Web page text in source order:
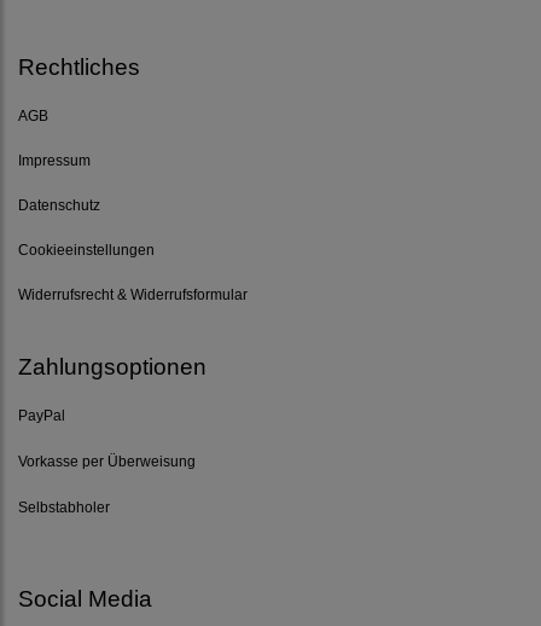
Rechtliches
AGB
Impressum
Datenschutz
Cookieeinstellungen
Widerrufsrecht & Widerrufsformular
Zahlungsoptionen
PayPal
Vorkasse per Überweisung
Selbstabholer
Social Media